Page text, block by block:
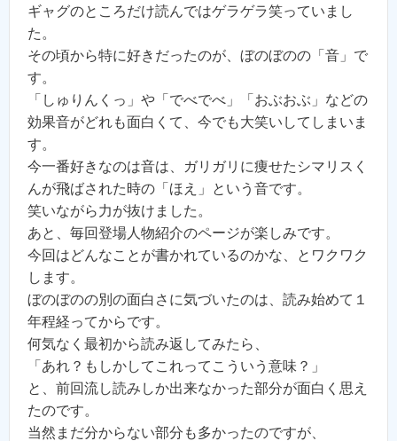
ギャグのところだけ読んではゲラゲラ笑っていまし
た。
その頃から特に好きだったのが、ぼのぼのの「音」で
す。
「しゅりんくっ」や「でべでべ」「おぶおぶ」などの
効果音がどれも面白くて、今でも大笑いしてしまいま
す。
今一番好きなのは音は、ガリガリに痩せたシマリスく
んが飛ばされた時の「ほえ」という音です。
笑いながら力が抜けました。
あと、毎回登場人物紹介のページが楽しみです。
今回はどんなことが書かれているのかな、とワクワク
します。
ぼのぼのの別の面白さに気づいたのは、読み始めて１
年程経ってからです。
何気なく最初から読み返してみたら、
「あれ？もしかしてこれってこういう意味？」
と、前回流し読みしか出来なかった部分が面白く思え
たのです。
当然まだ分からない部分も多かったのですが、